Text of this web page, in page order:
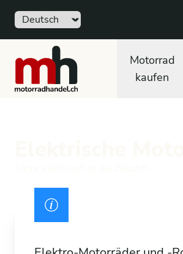
Sprache
motorradhandel.ch
Motorrad
kaufen
Ausweis